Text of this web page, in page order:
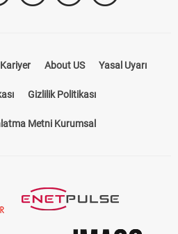
Kariyer About US Yasal Uyarı
Gizlilik Politikası
Metni Kurumsal